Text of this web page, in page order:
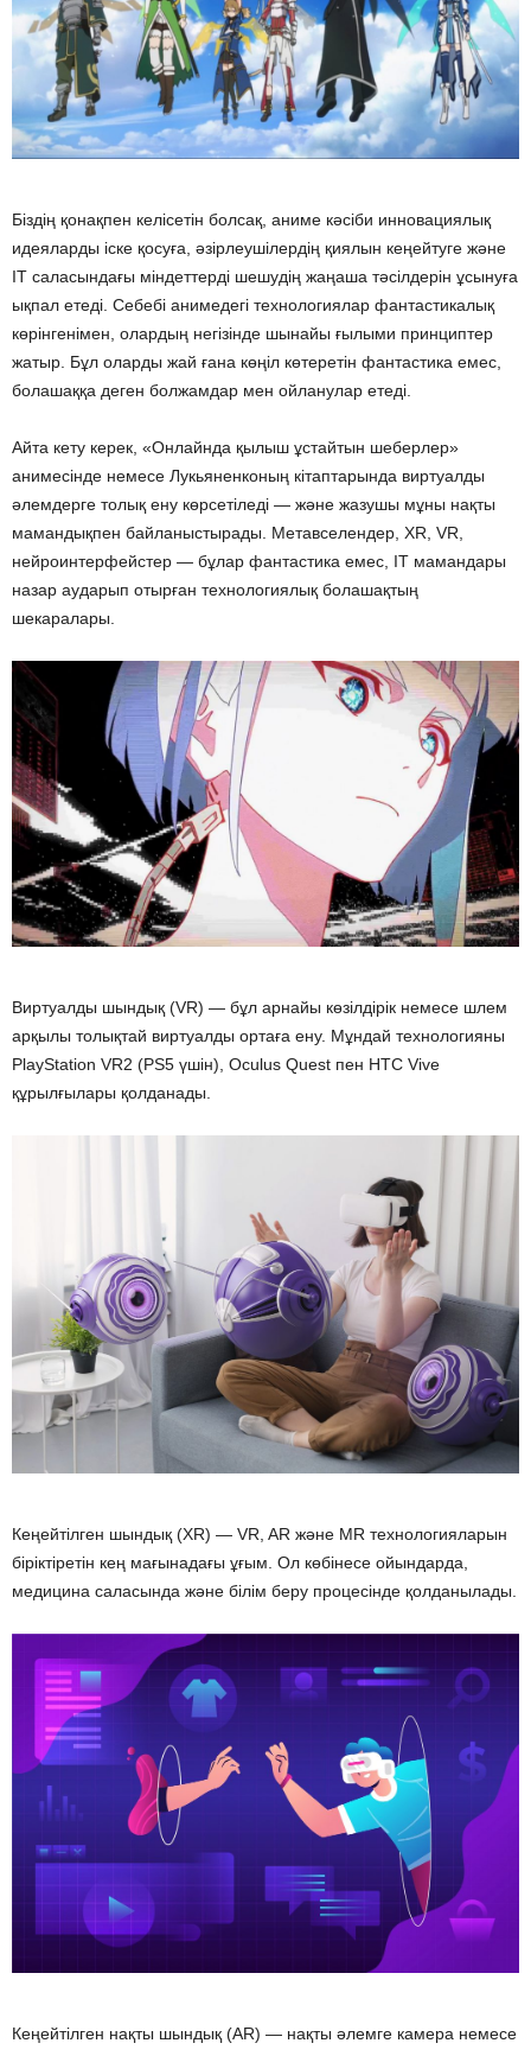
Біздің қонақпен келісетін болсақ, аниме кәсіби инновациялық
идеяларды іске қосуға, әзірлеушілердің қиялын кеңейтуге және
IT саласындағы міндеттерді шешудің жаңаша тәсілдерін ұсынуға
ықпал етеді. Себебі анимедегі технологиялар фантастикалық
көрінгенімен, олардың негізінде шынайы ғылыми принциптер
жатыр. Бұл оларды жай ғана көңіл көтеретін фантастика емес,
болашаққа деген болжамдар мен ойланулар етеді.
Айта кету керек, «Онлайнда қылыш ұстайтын шеберлер»
анимесінде немесе Лукьяненконың кітаптарында виртуалды
әлемдерге толық ену көрсетіледі — және жазушы мұны нақты
мамандықпен байланыстырады. Метавселендер, XR, VR,
нейроинтерфейстер — бұлар фантастика емес, IT мамандары
назар аударып отырған технологиялық болашақтың
шекаралары.
Виртуалды шындық (VR) — бұл арнайы көзілдірік немесе шлем
арқылы толықтай виртуалды ортаға ену. Мұндай технологияны
PlayStation VR2 (PS5 үшін), Oculus Quest пен HTC Vive
құрылғылары қолданады.
Кеңейтілген шындық (XR) — VR, AR және MR технологияларын
біріктіретін кең мағынадағы ұғым. Ол көбінесе ойындарда,
медицина саласында және білім беру процесінде қолданылады.
Кеңейтілген нақты шындық (AR) — нақты әлемге камера немесе